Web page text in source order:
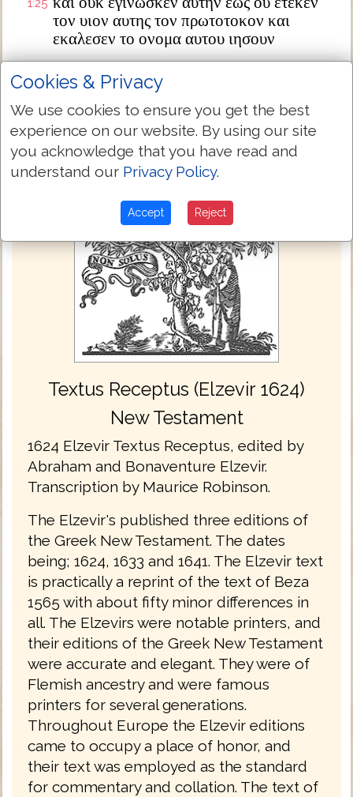
1:25
τον υιον αυτης τον πρωτοτοκον και
εκαλεσεν το ονομα αυτου ιησουν
Next Chapter »
Textus Receptus (Elzevir 1624)
New Testament
1624 Elzevir Textus Receptus, edited by
Abraham and Bonaventure Elzevir.
Transcription by Maurice Robinson.
The Elzevir's published three editions of
the Greek New Testament. The dates
being; 1624, 1633 and 1641. The Elzevir text
is practically a reprint of the text of Beza
1565 with about fifty minor differences in
all. The Elzevirs were notable printers, and
their editions of the Greek New Testament
were accurate and elegant. They were of
Flemish ancestry and were famous
printers for several generations.
Throughout Europe the Elzevir editions
came to occupy a place of honor, and
their text was employed as the standard
for commentary and collation. The text of
Cookies & Privacy
We use cookies to ensure you get the best
experience on our website. By using our site
you acknowledge that you have read and
understand our Privacy Policy.
Accept Reject